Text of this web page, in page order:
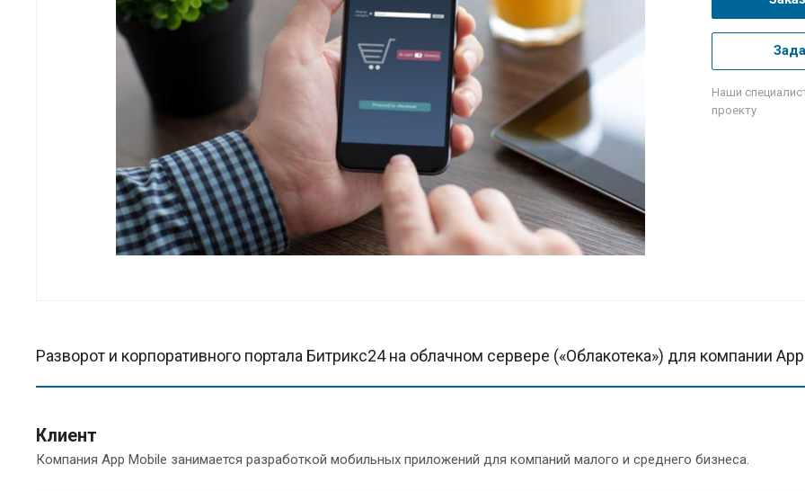
Наши
проекту
Разворот и корпоративного портала Битрикс24 на облачном сервере («Облакотека») для компании
Клиент
Компания App Mobile занимается разработкой мобильных приложений для компаний малого и среднего бизнеса.